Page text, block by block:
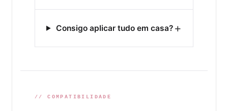
Consigo aplicar tudo em casa? +
// COMPATIBILIDADE